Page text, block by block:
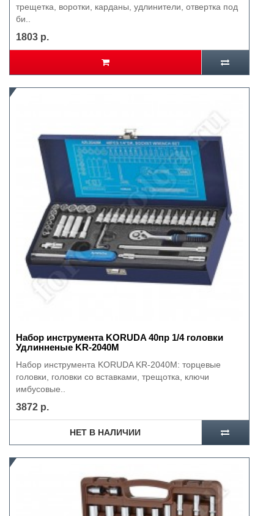
трещетка, воротки, карданы, удлинители, отвертка под
би..
1803 р.
Набор инструмента KORUDA 40пр 1/4 головки
Удлинненые KR-2040M
Набор инструмента KORUDA KR-2040M: торцевые
головки, головки со вставками, трещотка, ключи
имбусовые..
3872 р.
НЕТ В НАЛИЧИИ